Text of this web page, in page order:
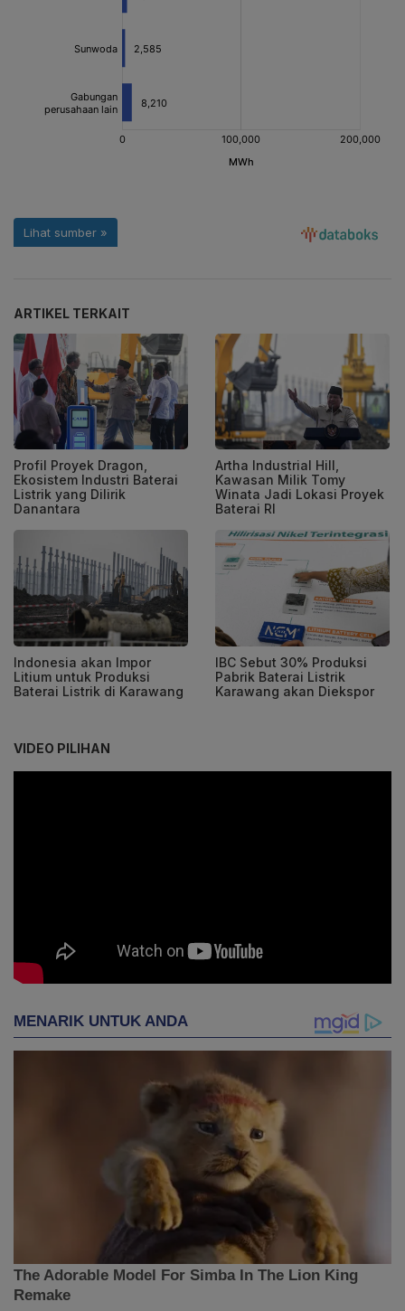
ARTIKEL TERKAIT
Profil Proyek Dragon,
Ekosistem Industri Baterai
Listrik yang Dilirik
Danantara
Artha Industrial Hill,
Kawasan Milik Tomy
Winata Jadi Lokasi Proyek
Baterai RI
Indonesia akan Impor
Litium untuk Produksi
Baterai Listrik di Karawang
IBC Sebut 30% Produksi
Pabrik Baterai Listrik
Karawang akan Diekspor
VIDEO PILIHAN